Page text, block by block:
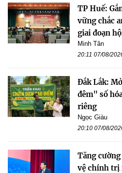
TP Huế:
vững chắc
giai đoạn
Minh Tân
20:11 07/08/
Đắk Lắk:
đêm" số
riêng
Ngọc Giàu
20:10 07/08/
Tăng
vệ chính trị